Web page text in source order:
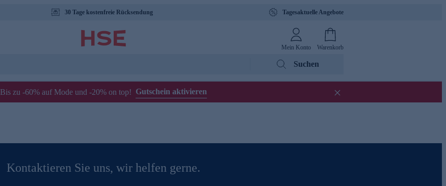
30 Tage kostenfreie Rücksendung Tagesaktuelle Angebote
Mein Konto Warenkorb
Suchen
Bis zu -60% auf Mode und -20% on top! Gutschein aktivieren
Kontaktieren Sie uns, wir helfen gerne.